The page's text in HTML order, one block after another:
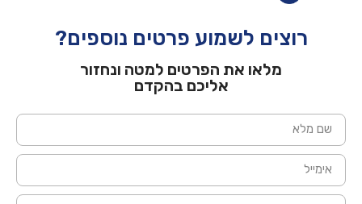
רוצים לשמוע פרטים נוספים?
מלאו את הפרטים למטה ונחזור
אליכם בהקדם